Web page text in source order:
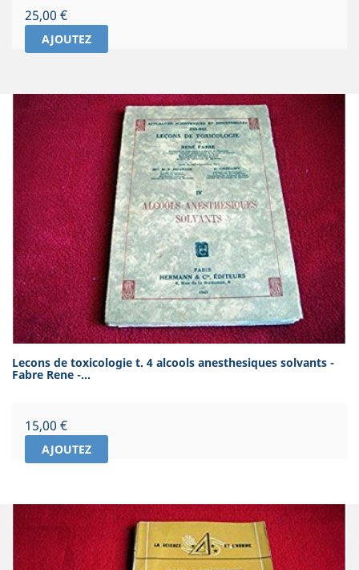
Prix
25,00 €
AJOUTEZ
Lecons de toxicologie t. 4 alcools anesthesiques solvants -
Fabre Rene -...
Prix
15,00 €
AJOUTEZ